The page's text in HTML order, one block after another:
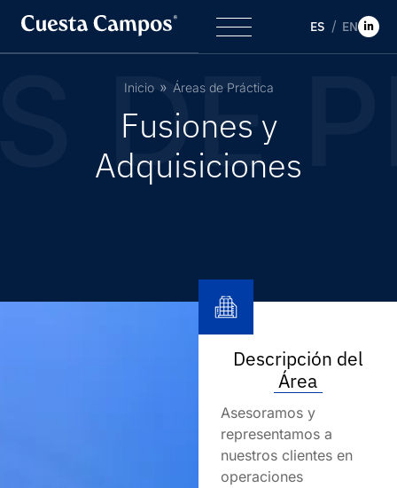
ES EN
DE
Inicio Áreas de Práctica
Fusiones y
Adquisiciones
Descripción del
Área
Asesoramos y
representamos a
nuestros clientes en
operaciones